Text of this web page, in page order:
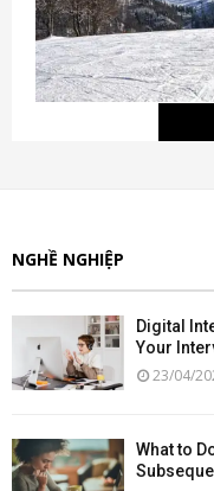
NGHỀ NGHIỆP
Digital
Your
23/04/
What to